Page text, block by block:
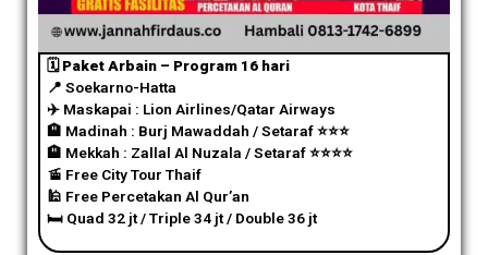
🗓️ Paket Arbain – Program 16 hari
📍 Soekarno-Hatta
✈️ Maskapai : Lion Airlines/Qatar Airways
🏨 Madinah : Burj Mawaddah / Setaraf⭐️⭐️⭐️
🏨 Mekkah : Zallal Al Nuzala / Setaraf⭐️⭐️⭐️⭐️
🚡 Free City Tour Thaif
🕌 Free Percetakan Al Qur’an
🛏️ Quad 32 jt / Triple 34 jt / Double 36 jt